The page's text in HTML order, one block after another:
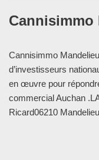
Cannisimmo
Cannisimmo
d’investisseurs
en œuvre pour
commercial Auchan
Ricard06210